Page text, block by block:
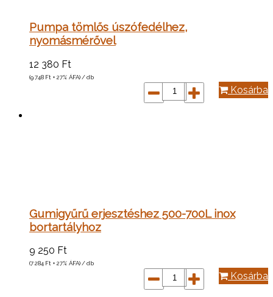
Pumpa tömlős úszófedélhez,
nyomásmérővel
12 380 Ft
(9 748 Ft + 27% ÁFA) / db
Kosárba
Gumigyűrű erjesztéshez 500-700L inox
bortartályhoz
9 250 Ft
(7 284 Ft + 27% ÁFA) / db
Kosárba